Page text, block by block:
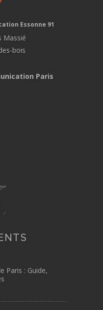
Essonne 91
Massié
bois
Paris
Paris : Guide,